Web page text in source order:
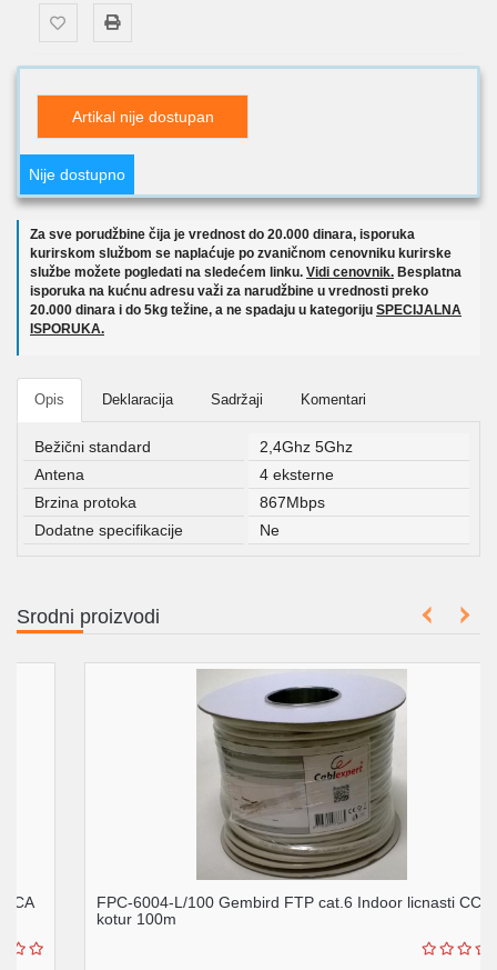
Artikal nije dostupan
Nije dostupno
Za sve porudžbine čija je vrednost do 20.000 dinara, isporuka
kurirskom službom se naplaćuje po zvaničnom cenovniku kurirske
službe možete pogledati na sledećem linku. Vidi cenovnik. Besplatna
isporuka na kućnu adresu važi za narudžbine u vrednosti preko
20.000 dinara i do 5kg težine, a ne spadaju u kategoriju SPECIJALNA
ISPORUKA.
Opis Deklaracija Sadržaji Komentari
Bežični standard
2,4Ghz 5Ghz
Antena
4 eksterne
Brzina protoka
867Mbps
Dodatne specifikacije
Ne
Srodni proizvodi
FPC-6004-L/100 Gembird FTP cat.6 Indoor licnasti CCA
kotur 100m